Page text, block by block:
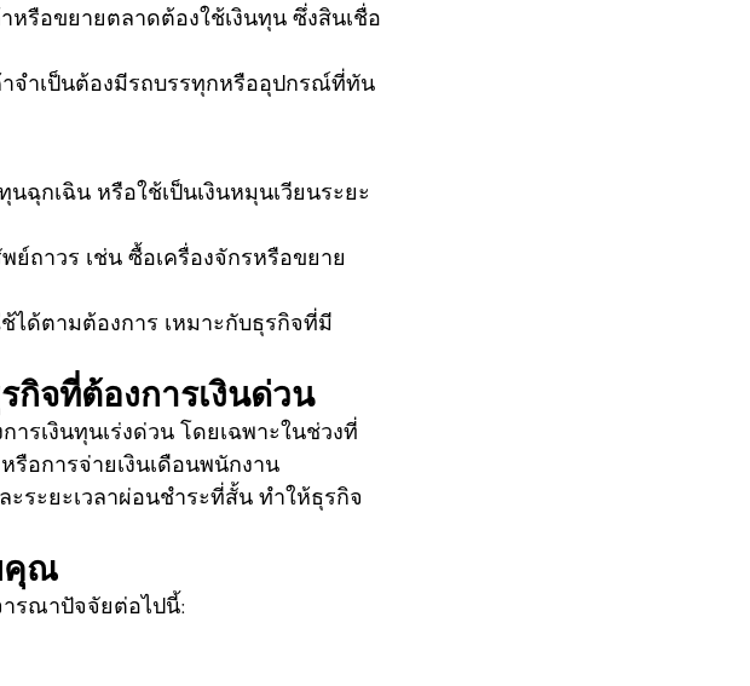
หรือขยายตลาดต้องใช้เงินทุน ซึ่งสินเชื่อ
จำเป็นต้องมีรถบรรทุกหรืออุปกรณ์ที่ทัน
ฉุกเฉิน หรือใช้เป็นเงินหมุนเวียนระยะ
ถาวร เช่น ซื้อเครื่องจักรหรือขยาย
ได้ตามต้องการ เหมาะกับธุรกิจที่มี
จที่ต้องการเงินด่วน
รเงินทุนเร่งด่วน โดยเฉพาะในช่วงที่
อการจ่ายเงินเดือนพนักงาน
ระยะเวลาผ่อนชำระที่สั้น ทำให้ธุรกิจ
คุณ
ารณาปัจจัยต่อไปนี้: